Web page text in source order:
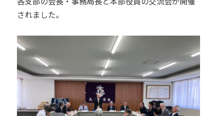
されました。